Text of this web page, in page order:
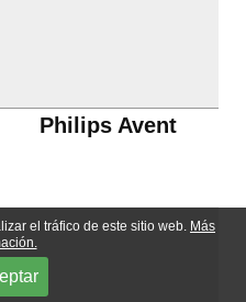
Philips Avent
el tráfico de este sitio web. Más